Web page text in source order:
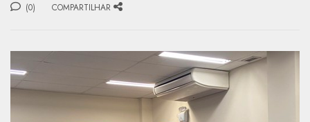
(0) COMPARTILHAR